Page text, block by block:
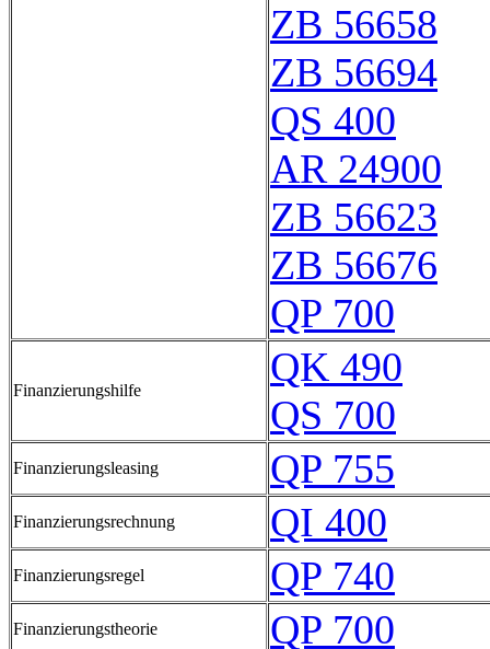
ZB 56658
ZB 56694
QS 400
AR 24900
ZB 56623
ZB 56676
QP 700
Finanzierungshilfe
QK 490
QS 700
Finanzierungsleasing QP 755
Finanzierungsrechnung QI 400
Finanzierungsregel QP 740
Finanzierungstheorie QP 700